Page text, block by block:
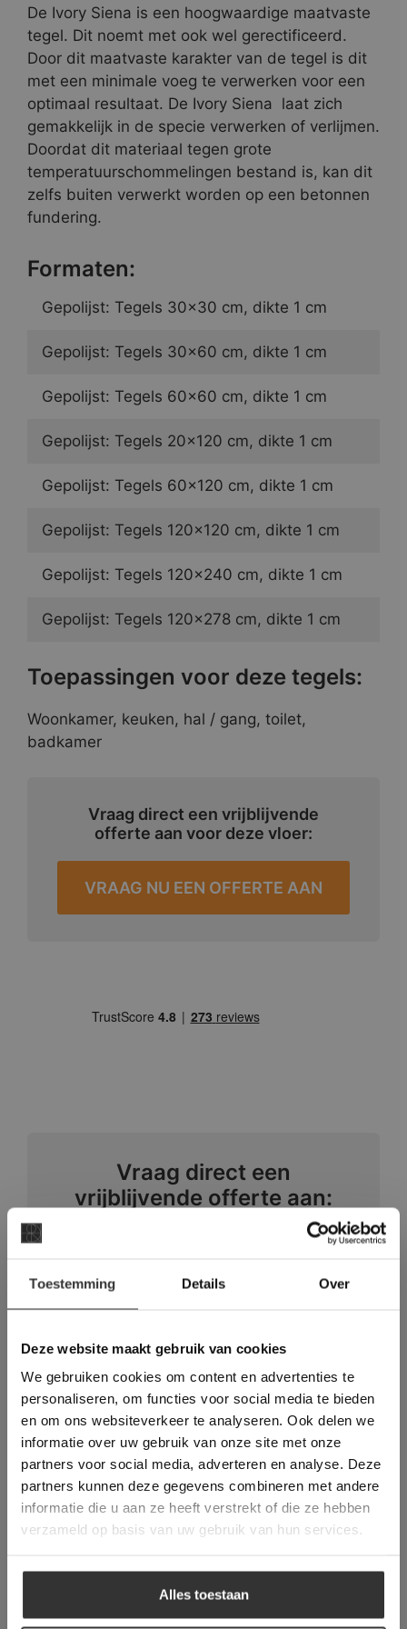
Toestemming Details Over
Deze website maakt gebruik van cookies
We gebruiken cookies om content en advertenties te
personaliseren, om functies voor social media te bieden
en om ons websiteverkeer te analyseren. Ook delen we
informatie over uw gebruik van onze site met onze
partners voor social media, adverteren en analyse. Deze
partners kunnen deze gegevens combineren met andere
informatie die u aan ze heeft verstrekt of die ze hebben
verzameld op basis van uw gebruik van hun services.
Alles toestaan
De Ivory Siena is een hoogwaardige maatvaste
tegel. Dit noemt met ook wel gerectificeerd.
Door dit maatvaste karakter van de tegel is dit
met een minimale voeg te verwerken voor een
optimaal resultaat. De Ivory Siena laat zich
gemakkelijk in de specie verwerken of verlijmen.
Doordat dit materiaal tegen grote
temperatuurschommelingen bestand is, kan dit
zelfs buiten verwerkt worden op een betonnen
fundering.
Formaten:
Gepolijst: Tegels 30×30 cm, dikte 1 cm
Gepolijst: Tegels 30×60 cm, dikte 1 cm
Gepolijst: Tegels 60×60 cm, dikte 1 cm
Gepolijst: Tegels 20×120 cm, dikte 1 cm
Gepolijst: Tegels 60×120 cm, dikte 1 cm
Gepolijst: Tegels 120×120 cm, dikte 1 cm
Gepolijst: Tegels 120×240 cm, dikte 1 cm
Gepolijst: Tegels 120×278 cm, dikte 1 cm
Toepassingen voor deze tegels:
Woonkamer, keuken, hal / gang, toilet,
badkamer
Vraag direct een vrijblijvende
offerte aan voor deze vloer:
VRAAG NU EEN OFFERTE AAN
Vraag direct een
vrijblijvende offerte aan:
Een offerte aanvragen bij van den
denken met u mee, maken een prijs op
basis van het leveradres en eventueel is
te vragen.
OFFERTE AANVRAGEN
#1 in de categorie vloeren op
Trustpilot
Binnen 24 uur een passende
Legwerk vanuit het
tegelzettersgilde
Meer dan 500 m2 showroom
Deze website maakt
gebruik van cookies.
This Cookie Banner was deleted and is no
longer working. Please contact the website
administrator.
Deze website gebruikt cookies om de
gebruikerservaring te verbeteren. Door
gebruik te maken van onze website geeft u
toestemming voor alle cookies in
overeenstemming met ons cookiebeleid.Lees
verder
ALLES ACCEPTEREN
ALLES AFWIJZEN
DETAILS WEERGEVEN